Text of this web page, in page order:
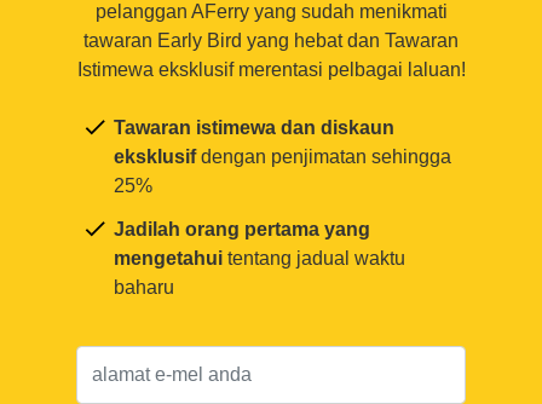
pelanggan AFerry yang sudah menikmati
tawaran Early Bird yang hebat dan Tawaran
Istimewa eksklusif merentasi pelbagai laluan!
Tawaran istimewa dan diskaun
eksklusifdengan penjimatan sehingga
25%
Jadilah orang pertama yang
mengetahui tentang jadual waktu
baharu